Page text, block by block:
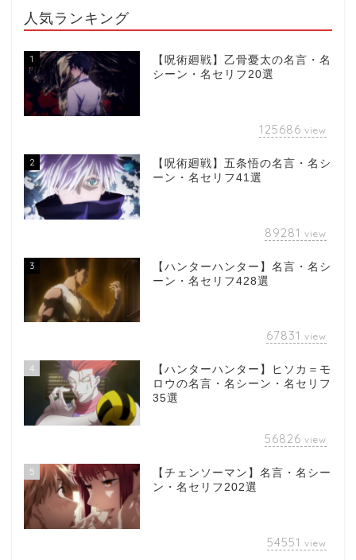
人気ランキング
1
【呪術廻戦】乙骨憂太の名言・名
シーン・名セリフ20選
125686 view
2
【呪術廻戦】五条悟の名言・名シ
ーン・名セリフ41選
89281 view
3
【ハンターハンター】名言・名シ
ーン・名セリフ428選
67831 view
4
【ハンターハンター】ヒソカ＝モ
ロウの名言・名シーン・名セリフ
35選
56826 view
5
【チェンソーマン】名言・名シー
ン・名セリフ202選
54551 view